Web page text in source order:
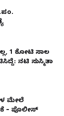
₹1 ಕೋಟಿ ಸಾಲ
ನಟಿ ಸುಸ್ಮಿತಾ
ಮೇಲೆ
– ಪೊಲೀಸ್